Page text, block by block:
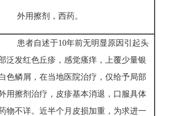
外用擦剂，西药。
患者自述于10年前无明显原因引起头
泛发红色丘疹，感觉瘙痒，上覆少量银
色鳞屑，在当地医院治疗，仅给予局部
用擦剂治疗，皮疹基本消退，口服具体
物不详。近半个月皮损加重，为求进一